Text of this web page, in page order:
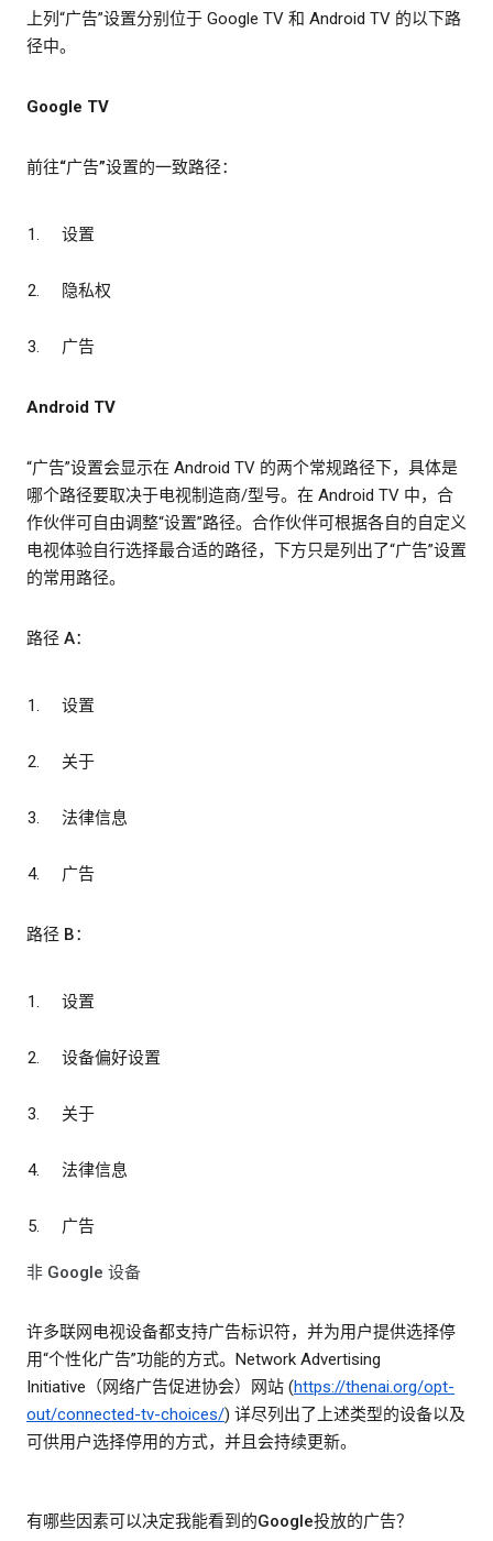
上列“广告”设置分别位于 Google TV 和 Android TV 的以下路
径中。
Google TV
前往“广告”设置的一致路径：
设置
隐私权
广告
Android TV
“广告”设置会显示在 Android TV 的两个常规路径下，具体是
哪个路径要取决于电视制造商/型号。在 Android TV 中，合
作伙伴可自由调整“设置”路径。合作伙伴可根据各自的自定义
电视体验自行选择最合适的路径，下方只是列出了“广告”设置
的常用路径。
路径 A：
设置
关于
法律信息
广告
路径 B：
设置
设备偏好设置
关于
法律信息
广告
非 Google 设备
许多联网电视设备都支持广告标识符，并为用户提供选择停
用“个性化广告”功能的方式。Network Advertising
Initiative（网络广告促进协会）网站 (https://thenai.org/opt-
out/connected-tv-choices/) 详尽列出了上述类型的设备以及
可供用户选择停用的方式，并且会持续更新。
有哪些因素可以决定我能看到的Google投放的广告？